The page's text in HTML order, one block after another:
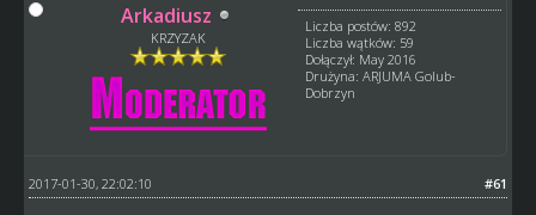
Arkadiusz
KRZYZAK
Liczba postów: 892
Liczba wątków: 59
Dołączył: May 2016
Drużyna: ARJUMA Golub-
Dobrzyn
#61
2017-01-30, 22:02:10